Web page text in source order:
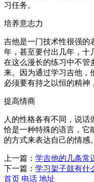
习任务。
培养意志力
吉他是一门技术性很强的
年，甚至要付出几年，十
在这么漫长的练习中不管
来。因为通过学习吉他，
必须要有持之以恒的精神
提高情商
人的性格各有不同，说
恰是一种特殊的语言，它
的方式来表达自己的情感。
上一篇： 学吉他的几条常
下一篇： 学习架子鼓有什
首页 电话 地址